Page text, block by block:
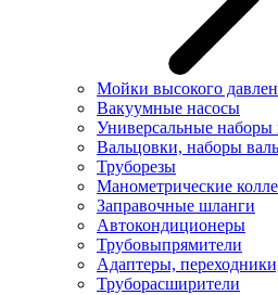
Мойки высокого
Вакуумные насосы
Универсальные наборы
Вальцовки, наборы
Труборезы
Манометрические
Заправочные шланги
Автокондиционеры
Трубовыпрямители
Адаптеры,
Труборасширители